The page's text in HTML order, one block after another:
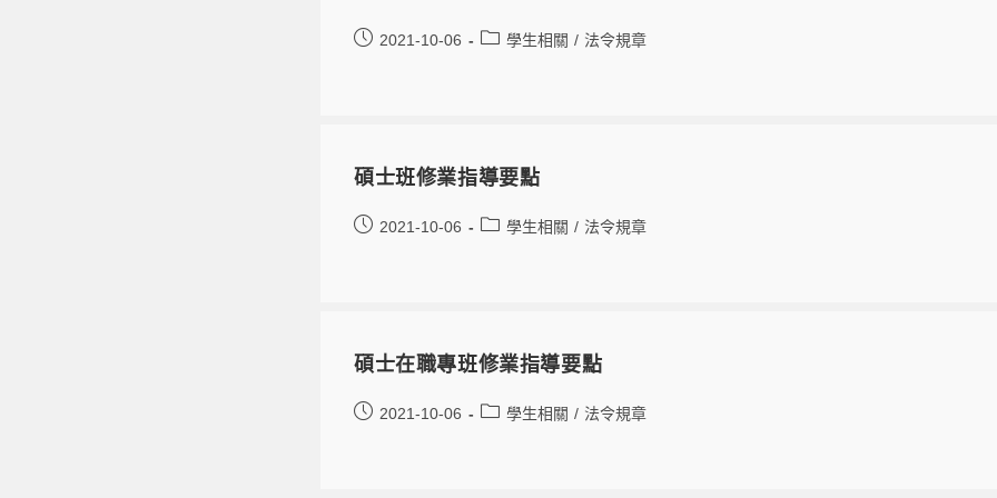
2021-10-06 學生相關 / 法令規章
碩士班修業指導要點
2021-10-06 學生相關 / 法令規章
碩士在職專班修業指導要點
2021-10-06 學生相關 / 法令規章